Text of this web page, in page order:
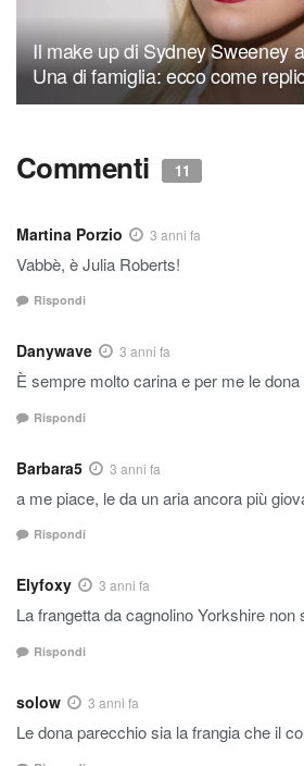
Il make up di Sydney Sweeney
Una di famiglia: ecco come
Commenti 11
Martina Porzio 3 anni fa
Vabbè, è Julia Roberts!
Rispondi
Danywave 3 anni fa
È sempre molto carina e per me le
Rispondi
Barbara5 3 anni fa
a me piace, le da un aria ancora più
Rispondi
Elyfoxy 3 anni fa
La frangetta da cagnolino Yorkshire non
Rispondi
solow 3 anni fa
Le dona parecchio sia la frangia che il